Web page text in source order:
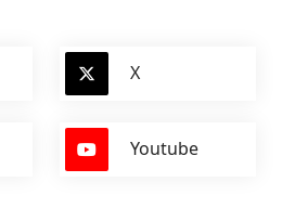
X
Youtube